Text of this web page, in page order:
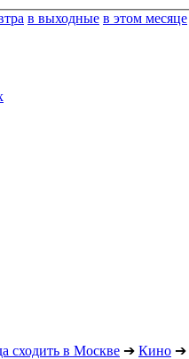
в выходные в этом месяце
в Москве ➔ Кино ➔